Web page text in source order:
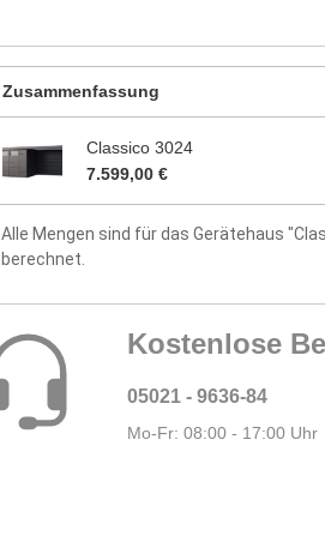
Zusammenfassung
Classico 3024
7.599,00 €
Alle Mengen sind für das Gerätehaus
berechnet.
Kostenlose
05021 - 9636-84
Mo-Fr: 08:00 - 17:00 Uhr